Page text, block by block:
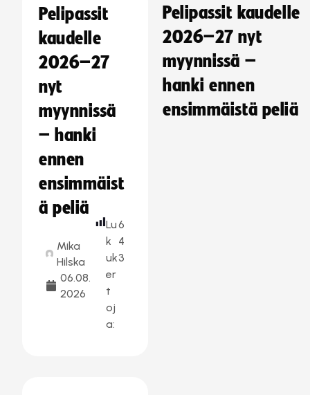
Pelipassit
kaudelle
2026–27
nyt
myynnissä
– hanki
ennen
ensimmäist
ä peliä
Mika
Hilska
06.08.
2026
Lu
k
uk
er
t
oj
a:
6
4
3
Pelipassit kaudelle
2026–27 nyt
myynnissä –
hanki ennen
ensimmäistä peliä